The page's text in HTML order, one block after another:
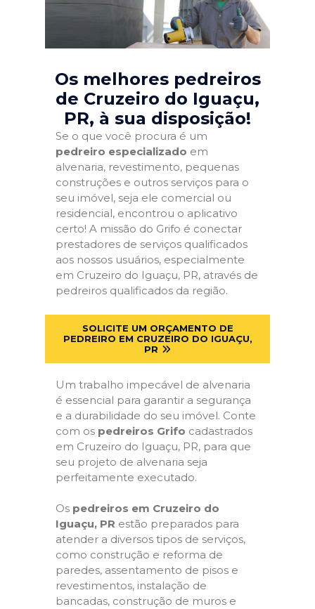
Os melhores pedreiros
de Cruzeiro do Iguaçu,
PR, à sua disposição!
Se o que você procura é um
pedreiro especializado em
alvenaria, revestimento, pequenas
construções e outros serviços para o
seu imóvel, seja ele comercial ou
residencial, encontrou o aplicativo
certo! A missão do Grifo é conectar
prestadores de serviços qualificados
aos nossos usuários, especialmente
em Cruzeiro do Iguaçu, PR, através de
pedreiros qualificados da região.
SOLICITE UM ORÇAMENTO DE
PEDREIRO EM CRUZEIRO DO IGUAÇU,
PR
Um trabalho impecável de alvenaria
é essencial para garantir a segurança
e a durabilidade do seu imóvel. Conte
com os pedreiros Grifo cadastrados
em Cruzeiro do Iguaçu, PR, para que
seu projeto de alvenaria seja
perfeitamente executado.
Os pedreiros em Cruzeiro do
Iguaçu, PR estão preparados para
atender a diversos tipos de serviços,
como construção e reforma de
paredes, assentamento de pisos e
revestimentos, instalação de
bancadas, construção de muros e